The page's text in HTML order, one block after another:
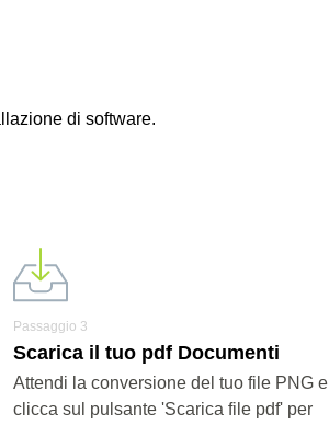
di software.
Passaggio 3
Scarica il tuo pdf Documenti
Attendi la conversione del tuo file PNG e
clicca sul pulsante 'Scarica file pdf' per